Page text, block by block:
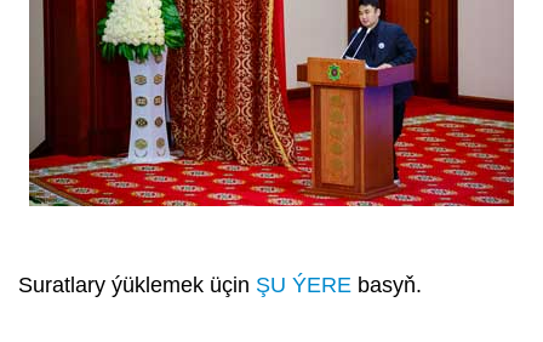
Suratlary ýüklemek üçin ŞU ÝERE basyň.